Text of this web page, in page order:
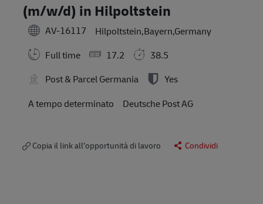
(m/w/d) in Hilpoltstein
AV-16117
Hilpoltstein,Bayern,Germany
Full time
17.2
38.5
Post & Parcel Germania
Yes
A tempo determinato
Deutsche Post AG
Copia il link all’opportunità di lavoro Condividi